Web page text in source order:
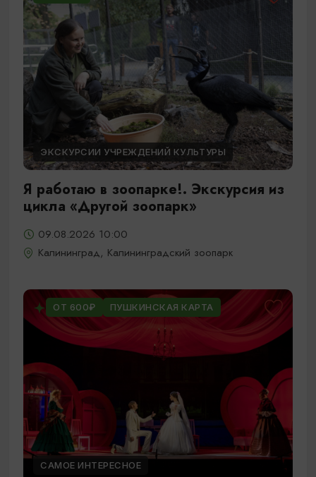
ЭКСКУРСИИ УЧРЕЖДЕНИЙ КУЛЬТУРЫ
Я работаю в зоопарке!. Экскурсия из
цикла «Другой зоопарк»
09.08.2026 10:00
Калининград, Калининградский зоопарк
ОТ 600₽ ПУШКИНСКАЯ КАРТА
САМОЕ ИНТЕРЕСНОЕ